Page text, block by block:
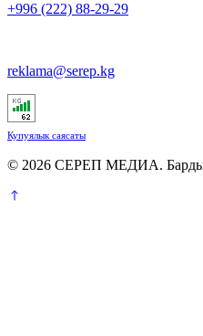
+996 (222) 88-29-29
reklama@serep.kg
Купуялык саясаты
© 2026 СЕРЕП МЕДИА. Бардык